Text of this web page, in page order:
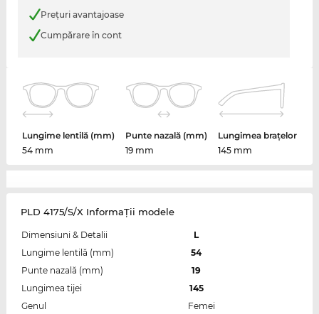
Preţuri avantajoase
Cumpărare în cont
Lungime lentilă (mm)
54 mm
Punte nazală (mm)
19 mm
Lungimea brațelor
145 mm
PLD 4175/S/X InformaŢii modele
Dimensiuni & Detalii
L
Lungime lentilă (mm)
54
Punte nazală (mm)
19
Lungimea tijei
145
Genul
Femei